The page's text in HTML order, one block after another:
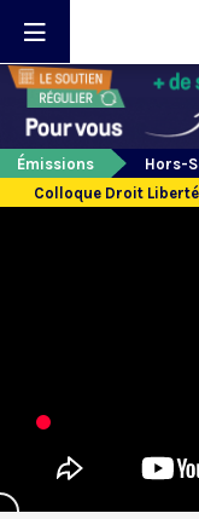
Émissions
Hors-
Colloque Droit